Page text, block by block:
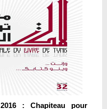
: Chapiteau pour